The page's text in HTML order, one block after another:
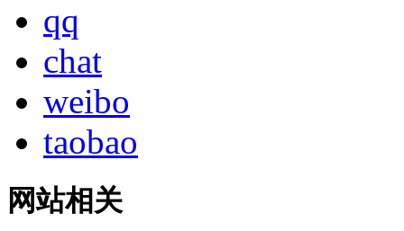
qq
chat
weibo
taobao
网站相关